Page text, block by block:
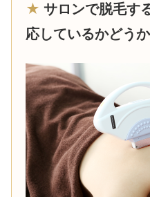
★ サロンで脱毛す
応しているかどう